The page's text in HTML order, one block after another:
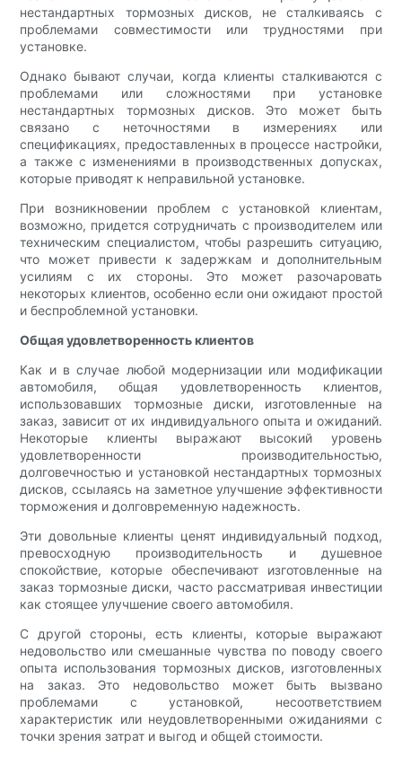
нестандартных тормозных дисков, не сталкиваясь с
проблемами совместимости или трудностями при
установке.
Однако бывают случаи, когда клиенты сталкиваются с
проблемами или сложностями при установке
нестандартных тормозных дисков. Это может быть
связано с неточностями в измерениях или
спецификациях, предоставленных в процессе настройки,
а также с изменениями в производственных допусках,
которые приводят к неправильной установке.
При возникновении проблем с установкой клиентам,
возможно, придется сотрудничать с производителем или
техническим специалистом, чтобы разрешить ситуацию,
что может привести к задержкам и дополнительным
усилиям с их стороны. Это может разочаровать
некоторых клиентов, особенно если они ожидают простой
и беспроблемной установки.
Общая удовлетворенность клиентов
Как и в случае любой модернизации или модификации
автомобиля, общая удовлетворенность клиентов,
использовавших тормозные диски, изготовленные на
заказ, зависит от их индивидуального опыта и ожиданий.
Некоторые клиенты выражают высокий уровень
удовлетворенности производительностью,
долговечностью и установкой нестандартных тормозных
дисков, ссылаясь на заметное улучшение эффективности
торможения и долговременную надежность.
Эти довольные клиенты ценят индивидуальный подход,
превосходную производительность и душевное
спокойствие, которые обеспечивают изготовленные на
заказ тормозные диски, часто рассматривая инвестиции
как стоящее улучшение своего автомобиля.
С другой стороны, есть клиенты, которые выражают
недовольство или смешанные чувства по поводу своего
опыта использования тормозных дисков, изготовленных
на заказ. Это недовольство может быть вызвано
проблемами с установкой, несоответствием
характеристик или неудовлетворенными ожиданиями с
точки зрения затрат и выгод и общей стоимости.